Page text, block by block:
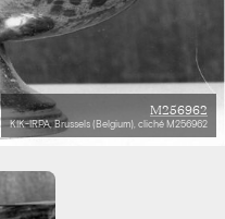
M256962
KIK-IRPA, Brussels (Belgium), cliché M256962